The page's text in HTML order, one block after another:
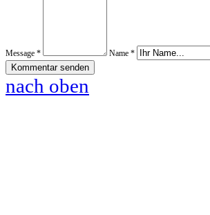
Message * Name *
nach oben